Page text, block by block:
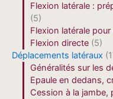
Flexion latérale :
(5)
Flexion latérale
Flexion directe (5)
Déplacements latéraux
Généralités sur les
Epaule en dedans,
Cession à la jambe,